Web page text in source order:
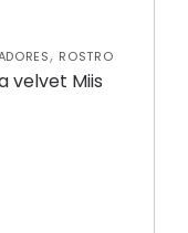
, ROSTRO
velvet Miis